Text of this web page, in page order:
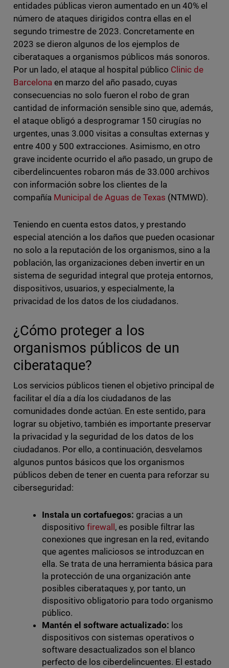
entidades públicas vieron aumentado en un 40% el
número de ataques dirigidos contra ellas en el
segundo trimestre de 2023. Concretamente en
2023 se dieron algunos de los ejemplos de
ciberataques a organismos públicos más sonoros.
Por un lado, el ataque al hospital público Clinic de
Barcelonaen marzo del año pasado, cuyas
consecuencias no solo fueron el robo de gran
cantidad de información sensible sino que, además,
el ataque obligó a desprogramar 150 cirugías no
urgentes, unas 3.000 visitas a consultas externas y
entre 400 y 500 extracciones. Asimismo, en otro
grave incidente ocurrido el año pasado, un grupo de
ciberdelincuentes robaron más de 33.000 archivos
con información sobre los clientes de la
compañía Municipal de Aguas de Texas (NTMWD).
Teniendo en cuenta estos datos, y prestando
especial atención a los daños que pueden ocasionar
no solo a la reputación de los organismos, sino a la
población, las organizaciones deben invertir en un
sistema de seguridad integral que proteja entornos,
dispositivos, usuarios, y especialmente, la
privacidad de los datos de los ciudadanos.
¿Cómo proteger a los
organismos públicos de un
ciberataque?
Los servicios públicos tienen el objetivo principal de
facilitar el día a día los ciudadanos de las
comunidades donde actúan. En este sentido, para
lograr su objetivo, también es importante preservar
la privacidad y la seguridad de los datos de los
ciudadanos. Por ello, a continuación, desvelamos
algunos puntos básicos que los organismos
públicos deben de tener en cuenta para reforzar su
ciberseguridad:
Instala un cortafuegos: gracias a un
dispositivo firewall , es posible filtrar las
conexiones que ingresan en la red, evitando
que agentes maliciosos se introduzcan en
ella. Se trata de una herramienta básica para
la protección de una organización ante
posibles ciberataques y, por tanto, un
dispositivo obligatorio para todo organismo
público.
Mantén el software actualizado: los
dispositivos con sistemas operativos o
software desactualizados son el blanco
perfecto de los ciberdelincuentes. El estado